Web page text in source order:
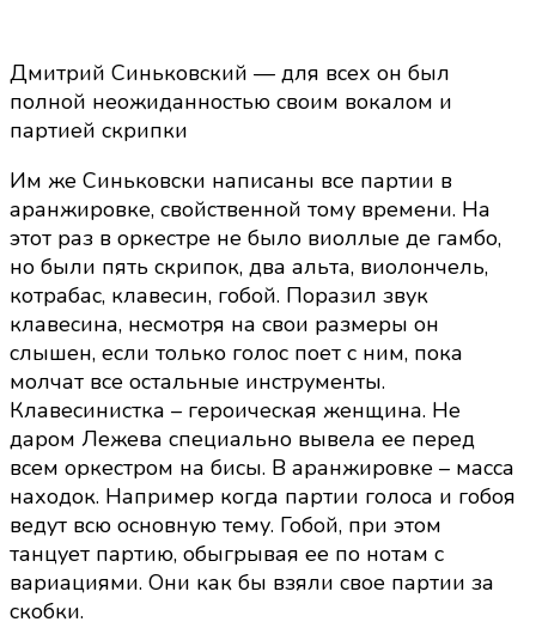
Дмитрий Синьковский — для всех он был
полной неожиданностью своим вокалом и
партией скрипки
Им же Синьковски написаны все партии в
аранжировке, свойственной тому времени. На
этот раз в оркестре не было виоллые де гамбо,
но были пять скрипок, два альта, виолончель,
котрабас, клавесин, гобой. Поразил звук
клавесина, несмотря на свои размеры он
слышен, если только голос поет с ним, пока
молчат все остальные инструменты.
Клавесинистка – героическая женщина. Не
даром Лежева специально вывела ее перед
всем оркестром на бисы. В аранжировке – масса
находок. Например когда партии голоса и гобоя
ведут всю основную тему. Гобой, при этом
танцует партию, обыгрывая ее по нотам с
вариациями. Они как бы взяли свое партии за
скобки.